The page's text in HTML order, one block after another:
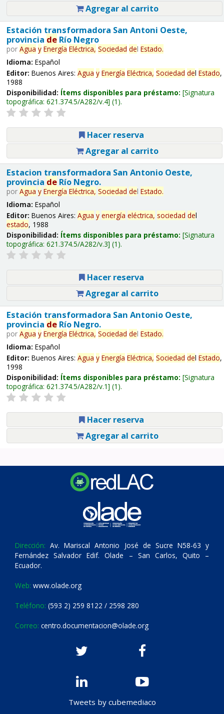
Agregar al carrito
Estación transformadora San Antoni Oeste,
provincia deRío Negro
por Agua y Energía Eléctrica, Sociedad del Estado.
Idioma: Español
Editor: Buenos Aires: Agua y Energía Eléctrica, Sociedad del Estado,
1988
Disponibilidad: Ítems disponibles para préstamo: Signatura
topográfica: 621.374.5/A282/v.4 (1).
Hacer reserva
Agregar al carrito
Estacion transformadora San Antonio Oeste,
provincia deRío Negro.
por Agua y Energía Eléctrica, Sociedad del Estado.
Idioma: Español
Editor: Buenos Aires: Agua y energía eléctrica, sociedad del
estado, 1988
Disponibilidad: Ítems disponibles para préstamo: Signatura
topográfica: 621.374.5/A282/v.3 (1).
Hacer reserva
Agregar al carrito
Estación transformadora San Antonio Oeste,
provincia deRío Negro.
por Agua y Energía Eléctrica, Sociedad del Estado.
Idioma: Español
Editor: Buenos Aires: Agua y Energía Eléctrica, Sociedad del Estado,
1998
Disponibilidad: Ítems disponibles para préstamo: Signatura
topográfica: 621.374.5/A282/v.1 (1).
Hacer reserva
Agregar al carrito
Dirección: Av. Mariscal Antonio José de Sucre N58-63 y
Fernández Salvador Edif. Olade – San Carlos, Quito –
Ecuador.
Web: www.olade.org
Teléfono: (593 2) 259 8122 / 2598 280
Correo: centro.documentacion@olade.org
Tweets by cubemediaco